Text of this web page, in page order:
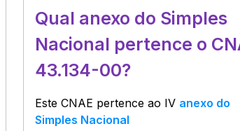
Qual anexo do Simples
Nacional pertence o
43.134-00?
Este CNAE pertence ao IV anexo do
Simples Nacional